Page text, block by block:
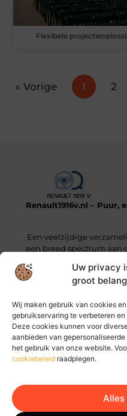
Uw privacy
groot belang
Wij maken gebruik van cookies
gebruikservaring te verbeteren
Deze cookies kunnen voor
aanbieden van
het gebruik van onze website.
cookiebeleid raadplegen.
Flexibele
« Vorige 1 2
Renault1916v.nl –
Een veelzijdige
een breed spectrum aan
Onze informatie
Bericht categorie
Website index